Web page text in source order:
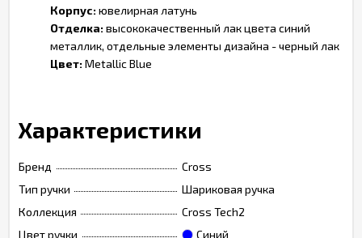
Корпус:ювелирная латунь
Отделка:высококачественный лак цвета синий
металлик, отдельные элементы дизайна - черный лак
Цвет:Metallic Blue
Характеристики
Бренд
Cross
Тип ручки
Шариковая ручка
Коллекция
Cross Tech2
Цвет ручки
Синий